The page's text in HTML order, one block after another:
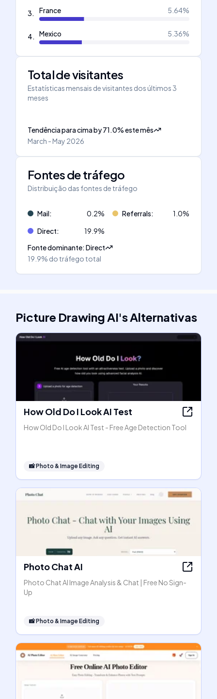
3. France 5.64%
4. Mexico 5.36%
Total de visitantes
Estatísticas mensais de visitantes dos últimos 3
meses
Tendência para cimaby71.0%este mês
March - May 2026
Fontes de tráfego
Distribuição das fontes de tráfego
Mail: 0.2% Referrals: 1.0%
Direct: 19.9%
Fonte dominante:Direct
19.9% do tráfego total
Picture Drawing AI'sAlternativas
How Old Do I Look AI Test
How Old Do I Look AI Test - Free Age Detection Tool
📸Photo & Image Editing
Photo Chat AI
Photo Chat AI Image Analysis & Chat | Free No Sign-
Up
📸Photo & Image Editing